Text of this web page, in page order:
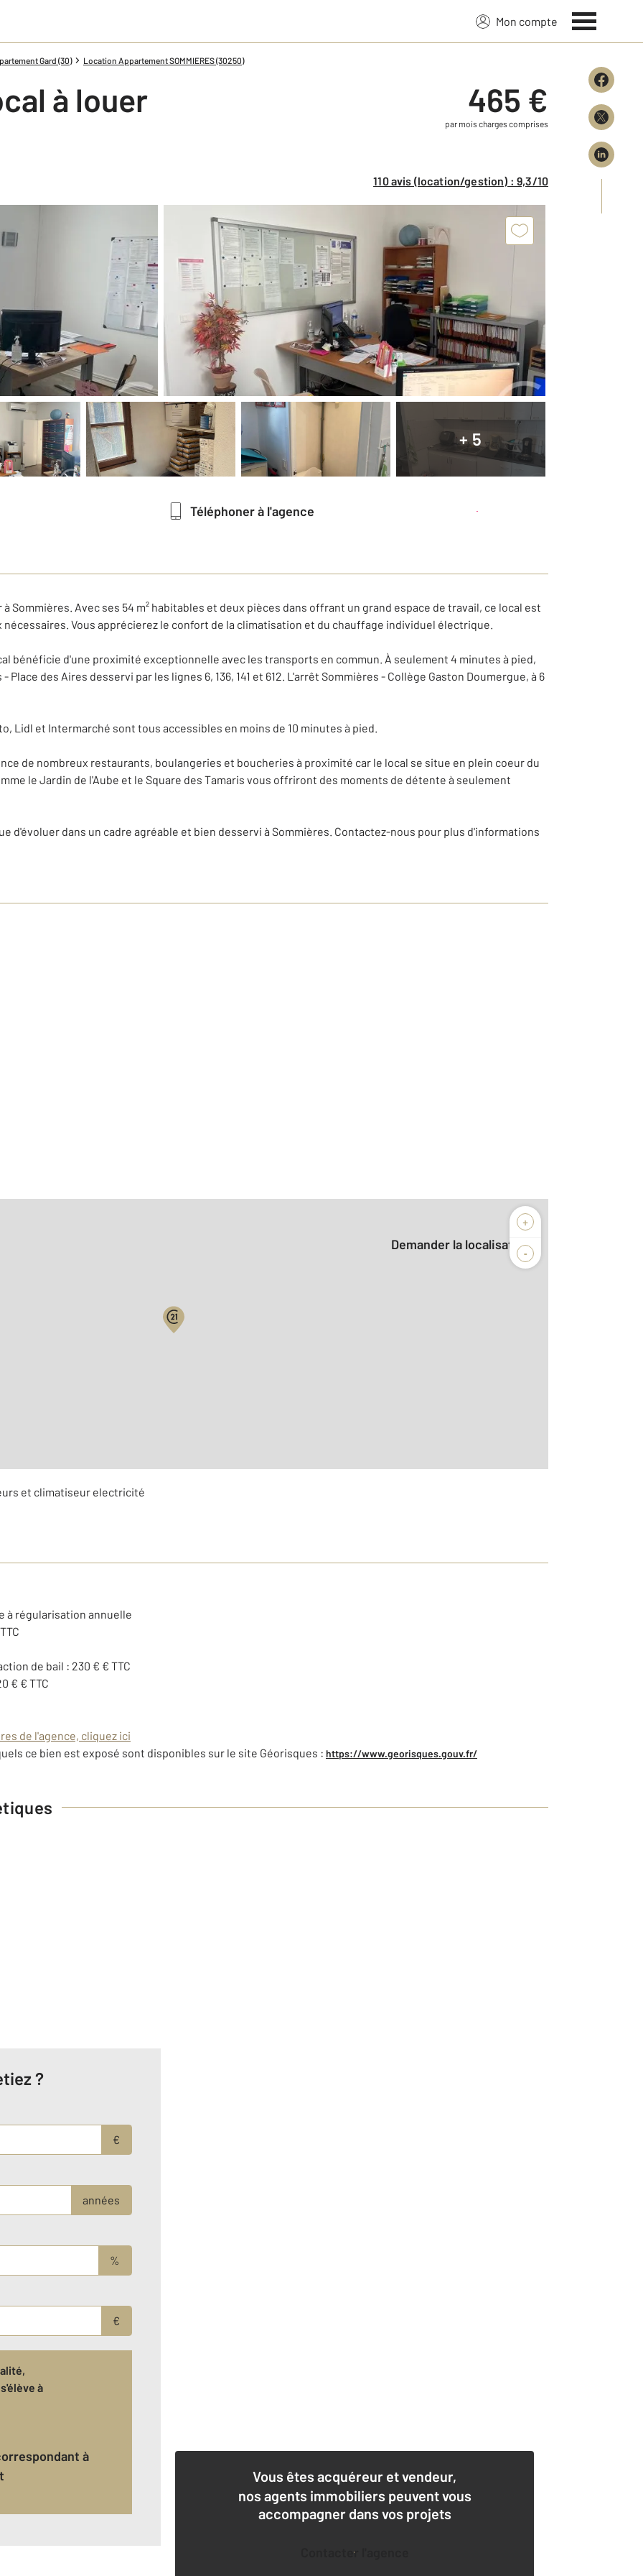
Mon compte
Gard (30) Location Appartement SOMMIERES (30250)
à louer
465 €
par mois charges comprises
110 avis (location/gestion) : 9,3/10
+ 5
Téléphoner à l'agence
Sommières. Avec ses 54 m² habitables et deux pièces dans offrant un grand espace de travail, ce local est
nécessaires. Vous apprécierez le confort de la climatisation et du chauffage individuel électrique.
bénéficie d'une proximité exceptionnelle avec les transports en commun. À seulement 4 minutes à pied,
des Aires desservi par les lignes 6, 136, 141 et 612. L'arrêt Sommières - Collège Gaston Doumergue, à 6
Lidl et Intermarché sont tous accessibles en moins de 10 minutes à pied.
de nombreux restaurants, boulangeries et boucheries à proximité car le local se situe en plein coeur du
le Jardin de l'Aube et le Square des Tamaris vous offriront des moments de détente à seulement
d'évoluer dans un cadre agréable et bien desservi à Sommières. Contactez-nous pour plus d'informations
+
-
Demander la localisation
et climatiseur electricité
à régularisation annuelle
de bail : 230 € € TTC
€ € TTC
de l'agence, cliquez ici
ce bien est exposé sont disponibles sur le site Géorisques : https://www.georisques.gouv.fr/
?
€
années
%
€
à
Vous êtes acquéreur et vendeur,
nos agents immobiliers peuvent vous
accompagner dans vos projets
Contacter l'agence